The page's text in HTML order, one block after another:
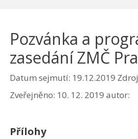
Pozvánka a
zasedání ZMČ
Datum sejmutí: 19.12.2019
Zveřejněno: 10. 12. 2019 autor:
Přílohy